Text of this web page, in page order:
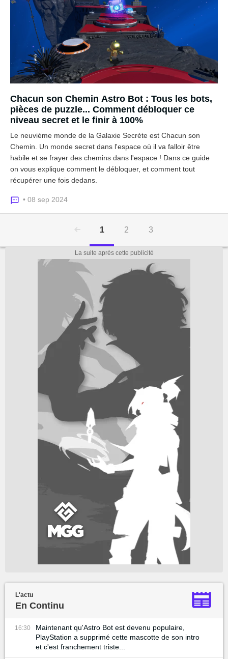
Chacun son Chemin Astro Bot : Tous les bots,
pièces de puzzle... Comment débloquer ce
niveau secret et le finir à 100%
Le neuvième monde de la Galaxie Secrète est Chacun son
Chemin. Un monde secret dans l'espace où il va falloir être
habile et se frayer des chemins dans l'espace ! Dans ce guide
on vous explique comment le débloquer, et comment tout
récupérer une fois dedans.
• 08 sep 2024
1 2 3
L'actu
En Continu
16:30
Maintenant qu'Astro Bot est devenu populaire,
PlayStation a supprimé cette mascotte de son intro
et c'est franchement triste...